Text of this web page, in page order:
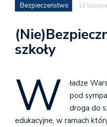
Bezpieczeństwo 12
szkoły
W
ładze
pod
droga do
edukacyjne, w ramach